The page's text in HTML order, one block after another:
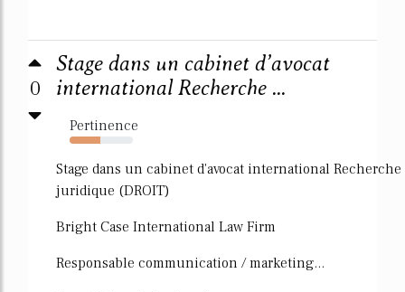
0
Stage dans un cabinet d’avocat
international Recherche ...
Pertinence
48%
Stage dans un cabinet d'avocat international Recherche
juridique (DROIT)
Bright Case International Law Firm
Responsable communication / marketing...